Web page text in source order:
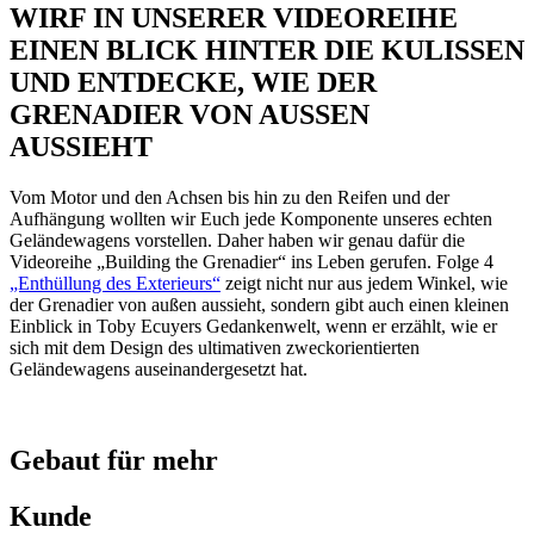
WIRF IN UNSERER VIDEOREIHE
EINEN BLICK HINTER DIE KULISSEN
UND ENTDECKE, WIE DER
GRENADIER VON AUSSEN
AUSSIEHT
Vom Motor und den Achsen bis hin zu den Reifen und der
Aufhängung wollten wir Euch jede Komponente unseres echten
Geländewagens vorstellen. Daher haben wir genau dafür die
Videoreihe „Building the Grenadier“ ins Leben gerufen. Folge 4
„Enthüllung des Exterieurs“ zeigt nicht nur aus jedem Winkel, wie
der Grenadier von außen aussieht, sondern gibt auch einen kleinen
Einblick in Toby Ecuyers Gedankenwelt, wenn er erzählt, wie er
sich mit dem Design des ultimativen zweckorientierten
Geländewagens auseinandergesetzt hat.
Gebaut für mehr
Kunde